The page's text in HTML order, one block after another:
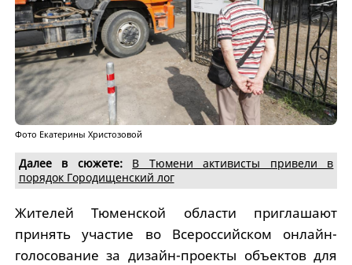
Фото Екатерины Христозовой
Далее в сюжете:
В Тюмени активисты привели в
порядок Городищенский лог
Жителей Тюменской области приглашают
принять участие во Всероссийском онлайн-
голосование за дизайн-проекты объектов для